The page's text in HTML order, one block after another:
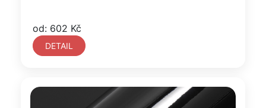
od: 602 Kč
DETAIL